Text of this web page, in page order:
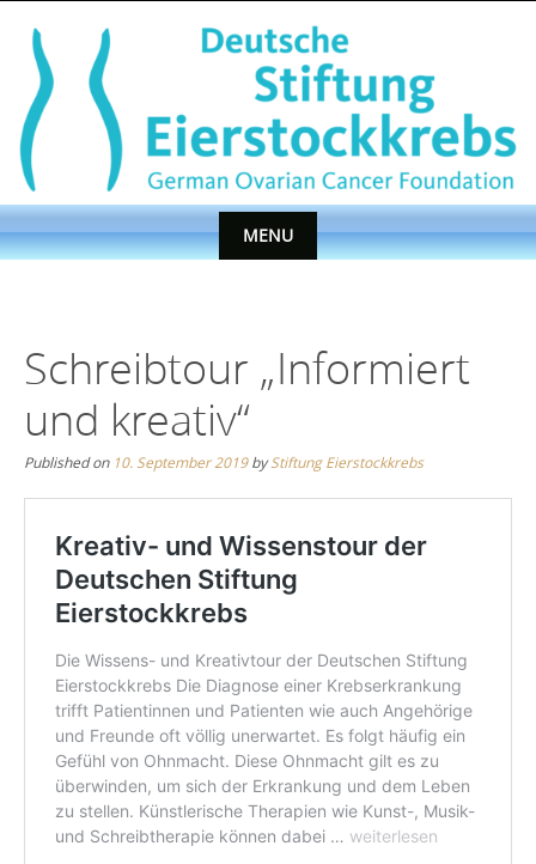
content
MENU
Schreibtour „Informiert
und kreativ“
Published on 10. September 2019byStiftung Eierstockkrebs